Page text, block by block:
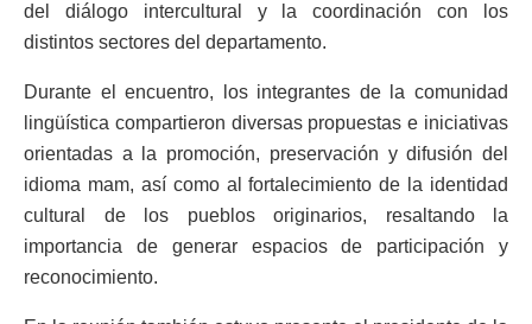
del diálogo intercultural y la coordinación con los
distintos sectores del departamento.
Durante el encuentro, los integrantes de la comunidad
lingüística compartieron diversas propuestas e iniciativas
orientadas a la promoción, preservación y difusión del
idioma mam, así como al fortalecimiento de la identidad
cultural de los pueblos originarios, resaltando la
importancia de generar espacios de participación y
reconocimiento.